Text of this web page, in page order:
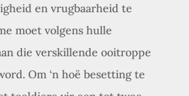
en vrugbaarheid te
moet volgens hulle
die verskillende ooitroppe
Om ‘n hoë besetting te